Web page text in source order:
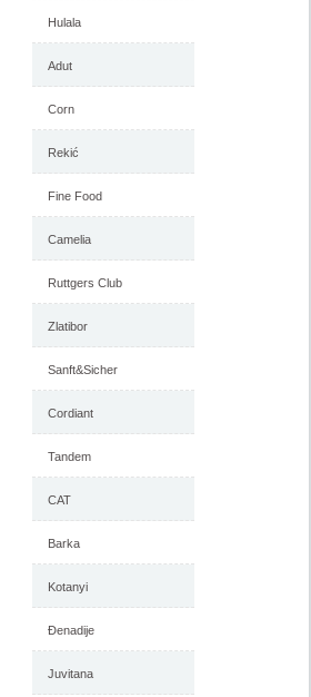
-istekla akcija-
Forma Ideale jesenja ponuda
Hulala
Adut
Corn
Rekić
Fine Food
Camelia
Ruttgers Club
Zlatibor
Sanft&Sicher
Cordiant
Tandem
CAT
Barka
Kotanyi
Đenadije
Juvitana